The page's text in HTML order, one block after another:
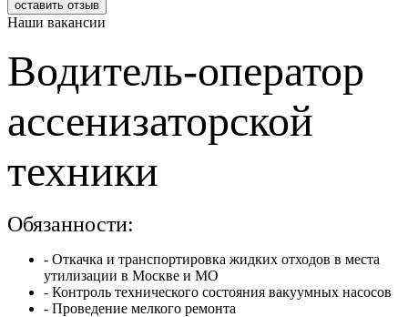
Наши вакансии
Водитель-оператор
ассенизаторской
техники
Обязанности:
- Откачка и транспортировка жидких отходов в места
утилизации в Москве и МО
- Контроль технического состояния вакуумных насосов
- Проведение мелкого ремонта